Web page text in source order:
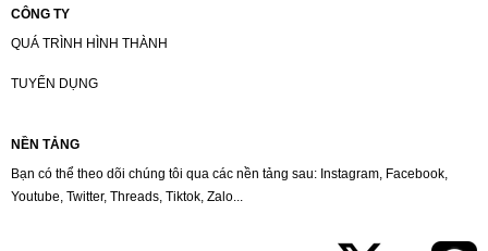
CÔNG TY
QUÁ TRÌNH HÌNH THÀNH
TUYỂN DỤNG
NỀN TẢNG
Bạn có thể theo dõi chúng tôi qua các nền tảng sau: Instagram, Facebook,
Youtube, Twitter, Threads, Tiktok, Zalo...